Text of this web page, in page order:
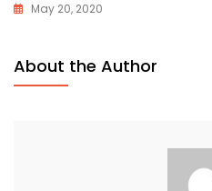
May 20, 2020
About the Author